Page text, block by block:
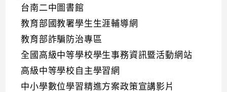
台南二中圖書館
教育部國教署學生生涯輔導網
教育部詐騙防治專區
全國高級中等學校學生事務資訊暨活動網站
高級中等學校自主學習網
中小學數位學習精進方案政策宣講影片